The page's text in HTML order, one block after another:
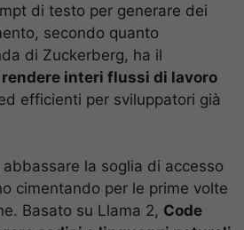
di testo per generare dei
secondo quanto
di Zuckerberg, ha il
rendere interi flussi di lavoro
efficienti per sviluppatori già
la soglia di accesso
cimentando per le prime volte
Basato su Llama 2, Code